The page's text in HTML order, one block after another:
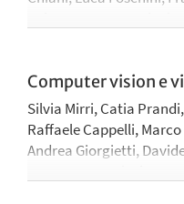
Rebecca Montanari,
Computer vision e
Silvia Mirri, Catia
Raffaele Cappelli,
Andrea Giorgietti,
Marco Tartagni, Elena
Alessandra Bevilacqua,